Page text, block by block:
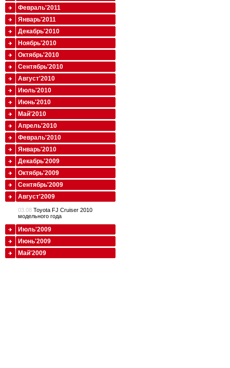
Февраль'2011
Январь'2011
Декабрь'2010
Ноябрь'2010
Октябрь'2010
Сентябрь'2010
Август'2010
Июль'2010
Июнь'2010
Май'2010
Апрель'2010
Февраль'2010
Январь'2010
Декабрь'2009
Октябрь'2009
Сентябрь'2009
Август'2009
03.08 Toyota FJ Cruiser 2010
модельного года
Июль'2009
Июнь'2009
Май'2009